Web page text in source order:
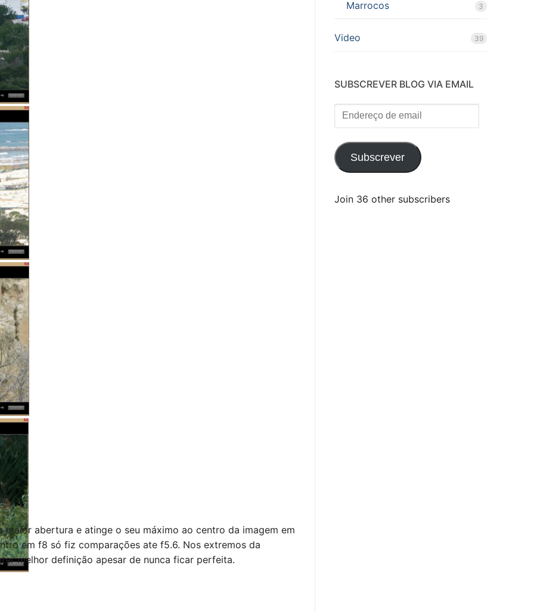
abertura e atinge o seu máximo ao centro da imagem em
em f8 só fiz comparações ate f5.6. Nos extremos da
melhor definição apesar de nunca ficar perfeita.
Marrocos 3
Video 39
SUBSCREVER BLOG VIA EMAIL
Endereço
de
email
Subscrever
Join 36 other subscribers